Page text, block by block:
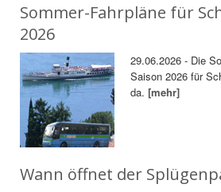
Sommer-Fahrpläne für
2026
29.06.2026 - Die
Saison 2026 für
da.[mehr]
Wann öffnet der